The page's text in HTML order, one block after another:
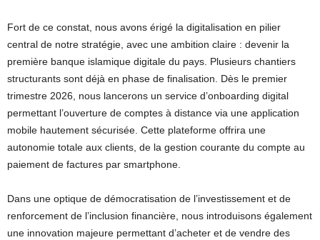
Fort de ce constat, nous avons érigé la digitalisation en pilier
central de notre stratégie, avec une ambition claire : devenir la
première banque islamique digitale du pays. Plusieurs chantiers
structurants sont déjà en phase de finalisation. Dès le premier
trimestre 2026, nous lancerons un service d’onboarding digital
permettant l’ouverture de comptes à distance via une application
mobile hautement sécurisée. Cette plateforme offrira une
autonomie totale aux clients, de la gestion courante du compte au
paiement de factures par smartphone.
Dans une optique de démocratisation de l’investissement et de
renforcement de l’inclusion financière, nous introduisons également
une innovation majeure permettant d’acheter et de vendre des